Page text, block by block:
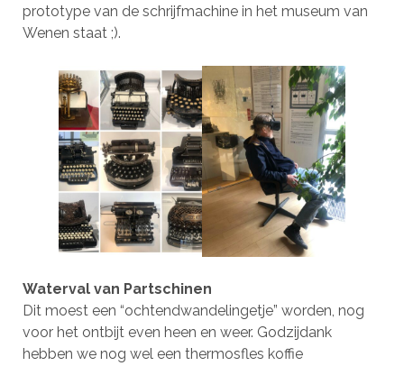
prototype van de schrijfmachine in het museum van
Wenen staat ;).
Waterval van Partschinen
Dit moest een “ochtendwandelingetje” worden, nog
voor het ontbijt even heen en weer. Godzijdank
hebben we nog wel een thermosfles koffie